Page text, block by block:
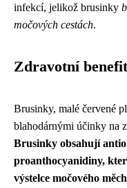
infekcí, jelikož brusinky
močových cestách.
Zdravotní
Brusinky, malé červené
blahodárnými účinky na
Brusinky obsahují
proanthocyanidiny,
výstelce močového